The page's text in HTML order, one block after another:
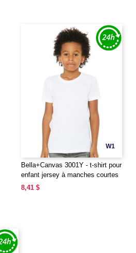
W1
Bella+Canvas 3001Y - t-shirt pour
enfant jersey à manches courtes
8,41 $